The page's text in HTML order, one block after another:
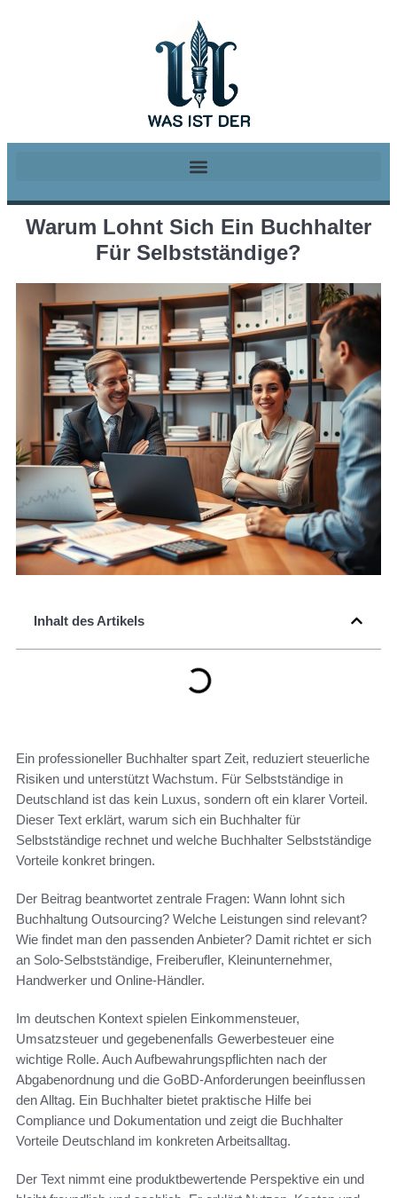
Warum Lohnt Sich Ein Buchhalter
Für Selbstständige?
Inhalt des Artikels
Ein professioneller Buchhalter spart Zeit, reduziert steuerliche
Risiken und unterstützt Wachstum. Für Selbstständige in
Deutschland ist das kein Luxus, sondern oft ein klarer Vorteil.
Dieser Text erklärt, warum sich ein Buchhalter für
Selbstständige rechnet und welche Buchhalter Selbstständige
Vorteile konkret bringen.
Der Beitrag beantwortet zentrale Fragen: Wann lohnt sich
Buchhaltung Outsourcing? Welche Leistungen sind relevant?
Wie findet man den passenden Anbieter? Damit richtet er sich
an Solo-Selbstständige, Freiberufler, Kleinunternehmer,
Handwerker und Online-Händler.
Im deutschen Kontext spielen Einkommensteuer,
Umsatzsteuer und gegebenenfalls Gewerbesteuer eine
wichtige Rolle. Auch Aufbewahrungspflichten nach der
Abgabenordnung und die GoBD-Anforderungen beeinflussen
den Alltag. Ein Buchhalter bietet praktische Hilfe bei
Compliance und Dokumentation und zeigt die Buchhalter
Vorteile Deutschland im konkreten Arbeitsalltag.
Der Text nimmt eine produktbewertende Perspektive ein und